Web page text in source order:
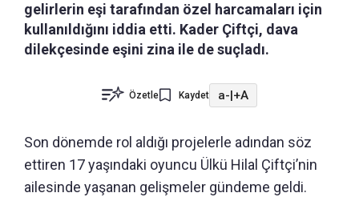
gelirlerin eşi tarafından özel harcamaları için
kullanıldığını iddia etti. Kader Çiftçi, dava
dilekçesinde eşini zina ile de suçladı.
Özetle Kaydet a-|+A
Son dönemde rol aldığı projelerle adından söz
ettiren 17 yaşındaki oyuncu Ülkü Hilal Çiftçi’nin
ailesinde yaşanan gelişmeler gündeme geldi.